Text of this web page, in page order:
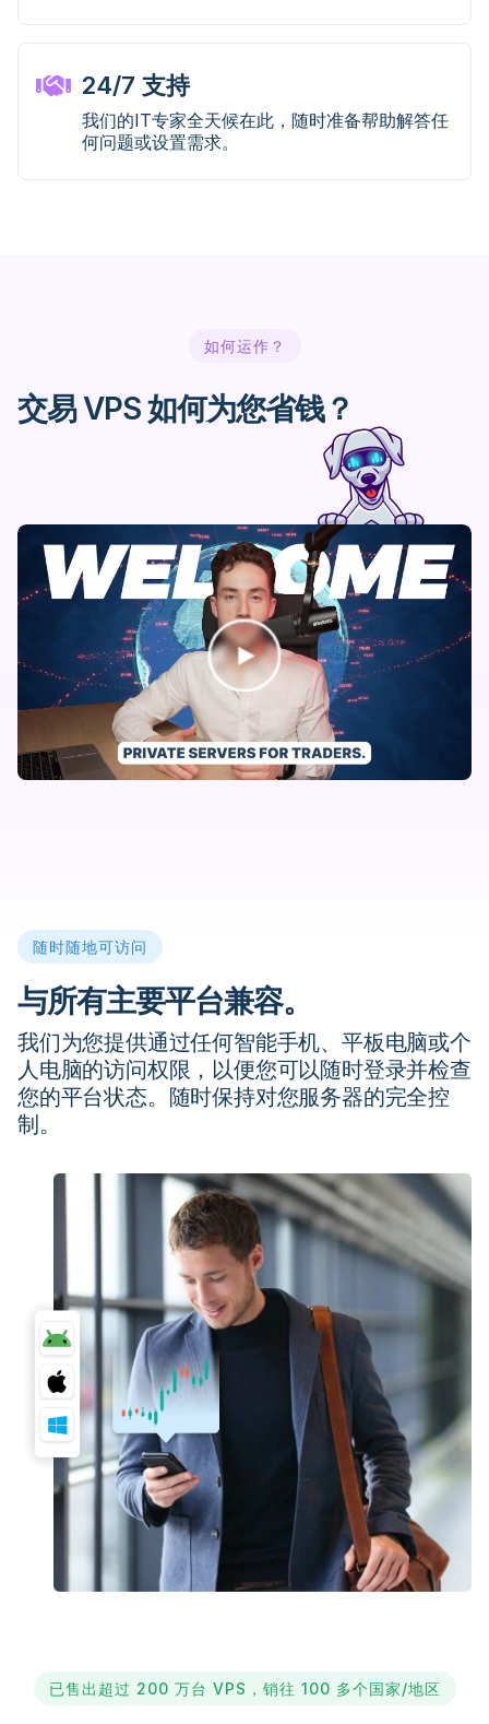
24/7 支持
我们的IT专家全天候在此，随时准备帮助解答任
何问题或设置需求。
如何运作？
交易 VPS 如何为您省钱？
随时随地可访问
与所有主要平台兼容。
我们为您提供通过任何智能手机、平板电脑或个
人电脑的访问权限，以便您可以随时登录并检查
您的平台状态。随时保持对您服务器的完全控
制。
已售出超过 200 万台 VPS，销往 100 多个国家/地区